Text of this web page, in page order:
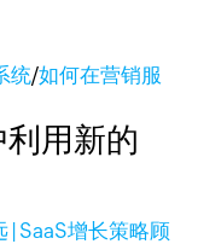
统/如何在营销服
用新的
| SaaS增长策略顾